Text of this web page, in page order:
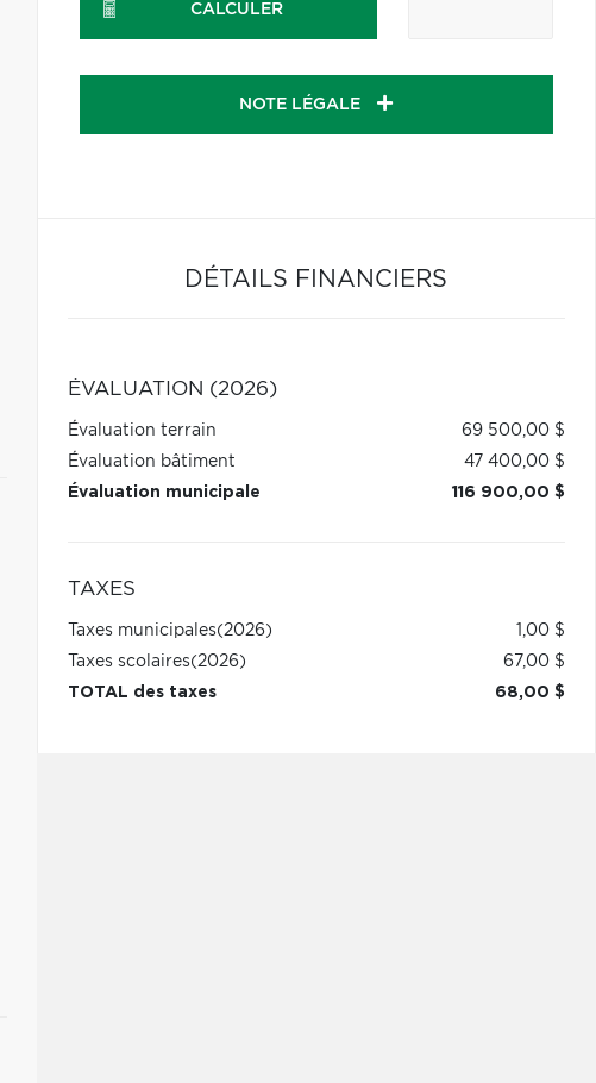
CALCULER
NOTE LÉGALE
DÉTAILS FINANCIERS
ÉVALUATION (2026)
Évaluation terrain
69 500,00 $
Évaluation bâtiment
47 400,00 $
Évaluation municipale
116 900,00 $
TAXES
Taxes municipales(2026)
1,00 $
Taxes scolaires(2026)
67,00 $
TOTAL des taxes
68,00 $